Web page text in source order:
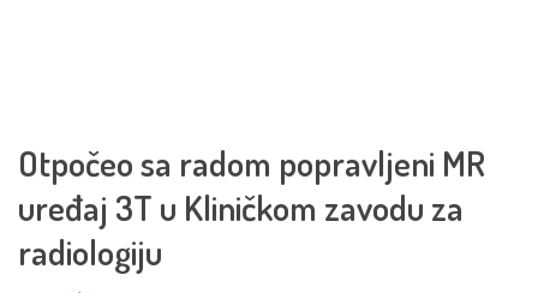
Otpočeo sa radom popravljeni MR
uređaj 3T u Kliničkom zavodu za
radiologiju